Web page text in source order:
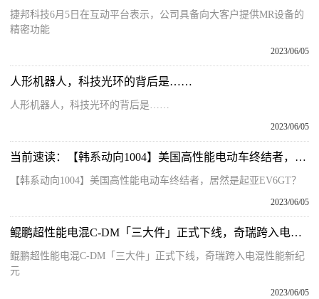
捷邦科技6月5日在互动平台表示，公司具备向大客户提供MR设备的
精密功能
2023/06/05
人形机器人，科技光环的背后是……
人形机器人，科技光环的背后是……
2023/06/05
当前速读：【韩系动向1004】美国高性能电动车终结者，居然是起亚EV6GT？
【韩系动向1004】美国高性能电动车终结者，居然是起亚EV6GT？
2023/06/05
鲲鹏超性能电混C-DM「三大件」正式下线，奇瑞跨入电混性能新纪元_全球热门
鲲鹏超性能电混C-DM「三大件」正式下线，奇瑞跨入电混性能新纪
元
2023/06/05